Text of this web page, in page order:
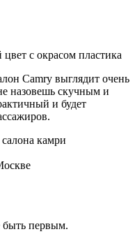
с окрасом пластика
Camry выглядит очень
назовешь скучным и
и будет
быть первым.